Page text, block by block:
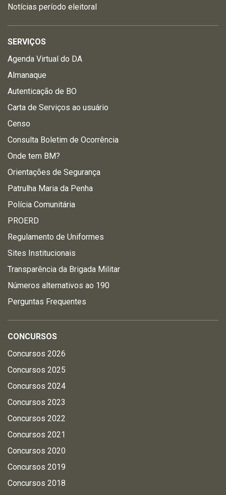
Notícias período eleitoral
SERVIÇOS
Agenda Virtual do DA
Almanaque
Autenticação de BO
Carta de Serviços ao usuário
Censo
Consulta Boletim de Ocorrência
Onde tem BM?
Orientações de Segurança
Patrulha Maria da Penha
Polícia Comunitária
PROERD
Regulamento de Uniformes
Sites Institucionais
Transparência da Brigada Militar
Números alternativos ao 190
Perguntas Frequentes
CONCURSOS
Concursos 2026
Concursos 2025
Concursos 2024
Concursos 2023
Concursos 2022
Concursos 2021
Concursos 2020
Concursos 2019
Concursos 2018